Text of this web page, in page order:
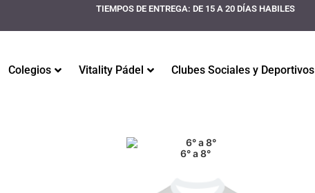
TIEMPOS DE ENTREGA: DE 15 A 20 DÍAS HABILES
Colegios Vitality Pádel Clubes Sociales y Deportivos
6° a 8°